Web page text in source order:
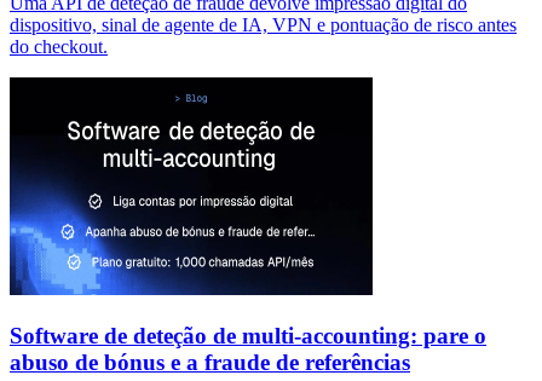
dispositivo, sinal de agente de IA, VPN e pontuação de risco antes
do checkout.
Software de deteção de multi-accounting: pare o
abuso de bónus e a fraude de referências